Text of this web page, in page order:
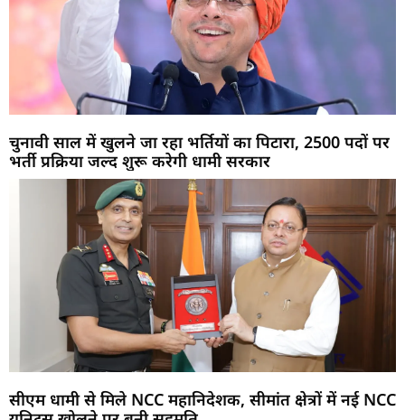
चुनावी साल में खुलने जा रहा भर्तियों का पिटारा, 2500 पदों पर
भर्ती प्रक्रिया जल्द शुरू करेगी धामी सरकार
सीएम धामी से मिले NCC महानिदेशक, सीमांत क्षेत्रों में नई NCC